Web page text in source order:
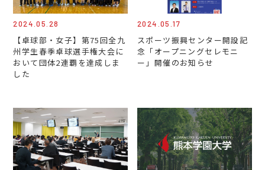
2024.05.28
【卓球部・女子】第75回全九
州学生春季卓球選手権大会に
おいて団体2連覇を達成しま
した
2024.05.17
スポーツ振興センター開設記
念「オープニングセレモニ
ー」開催のお知らせ